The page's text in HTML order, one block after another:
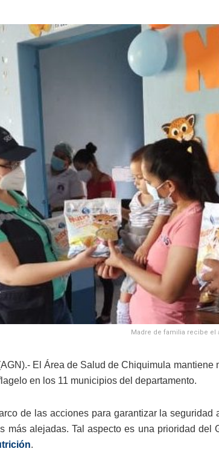
Madre de familia recibe el
El Área de Salud de Chiquimula
en los 11 municipios del departamento.
de las acciones para garantizar la
más alejadas. Tal aspecto es una prioridad del
.